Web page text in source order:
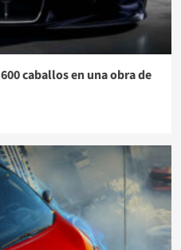
caballos en una obra de